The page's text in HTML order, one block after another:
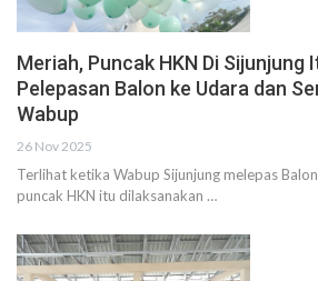
Meriah, Puncak HKN Di Sijunjung
Pelepasan Balon ke Udara dan
Wabup
26 Nov 2025
Terlihat ketika Wabup Sijunjung melepas
puncak HKN itu dilaksanakan …